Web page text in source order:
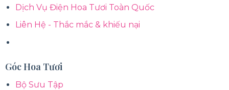
Dịch Vụ Điện Hoa Tươi Toàn Quốc
Liên Hệ - Thắc mắc & khiếu nại
Góc Hoa Tươi
Bộ Sưu Tập